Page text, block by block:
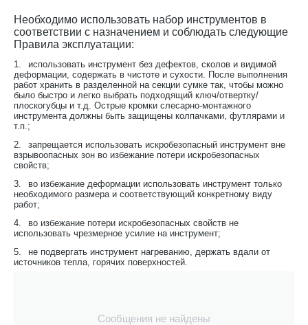
Необходимо использовать набор инструментов в
соответствии с назначением и соблюдать следующие
Правила эксплуатации:
1.
использовать инструмент без дефектов, сколов и видимой
деформации, содержать в чистоте и сухости. После выполнения
работ хранить в разделенной на секции сумке так, чтобы можно
было быстро и легко выбрать подходящий ключ/отвертку/
плоскогубцы и т.д. Острые кромки слесарно-монтажного
инструмента должны быть защищены колпачками, футлярами и
т.п.;
2.
запрещается использовать искробезопасный инструмент вне
взрывоопасных зон во избежание потери искробезопасных
свойств;
3.
во избежание деформации использовать инструмент только
необходимого размера и соответствующий конкретному виду
работ;
4.
во избежание потери искробезопасных свойств не
использовать чрезмерное усилие на инструмент;
5.
не подвергать инструмент нагреванию, держать вдали от
источников тепла, горячих поверхностей.
Сообщения не найдены